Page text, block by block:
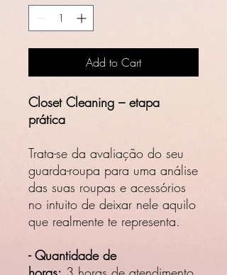
Add to Cart
Closet Cleaning – etapa
prática
Trata-se da avaliação do seu
guarda-roupa para uma análise
das suas roupas e acessórios
no intuito de deixar nele aquilo
que realmente te representa.
- Quantidade de